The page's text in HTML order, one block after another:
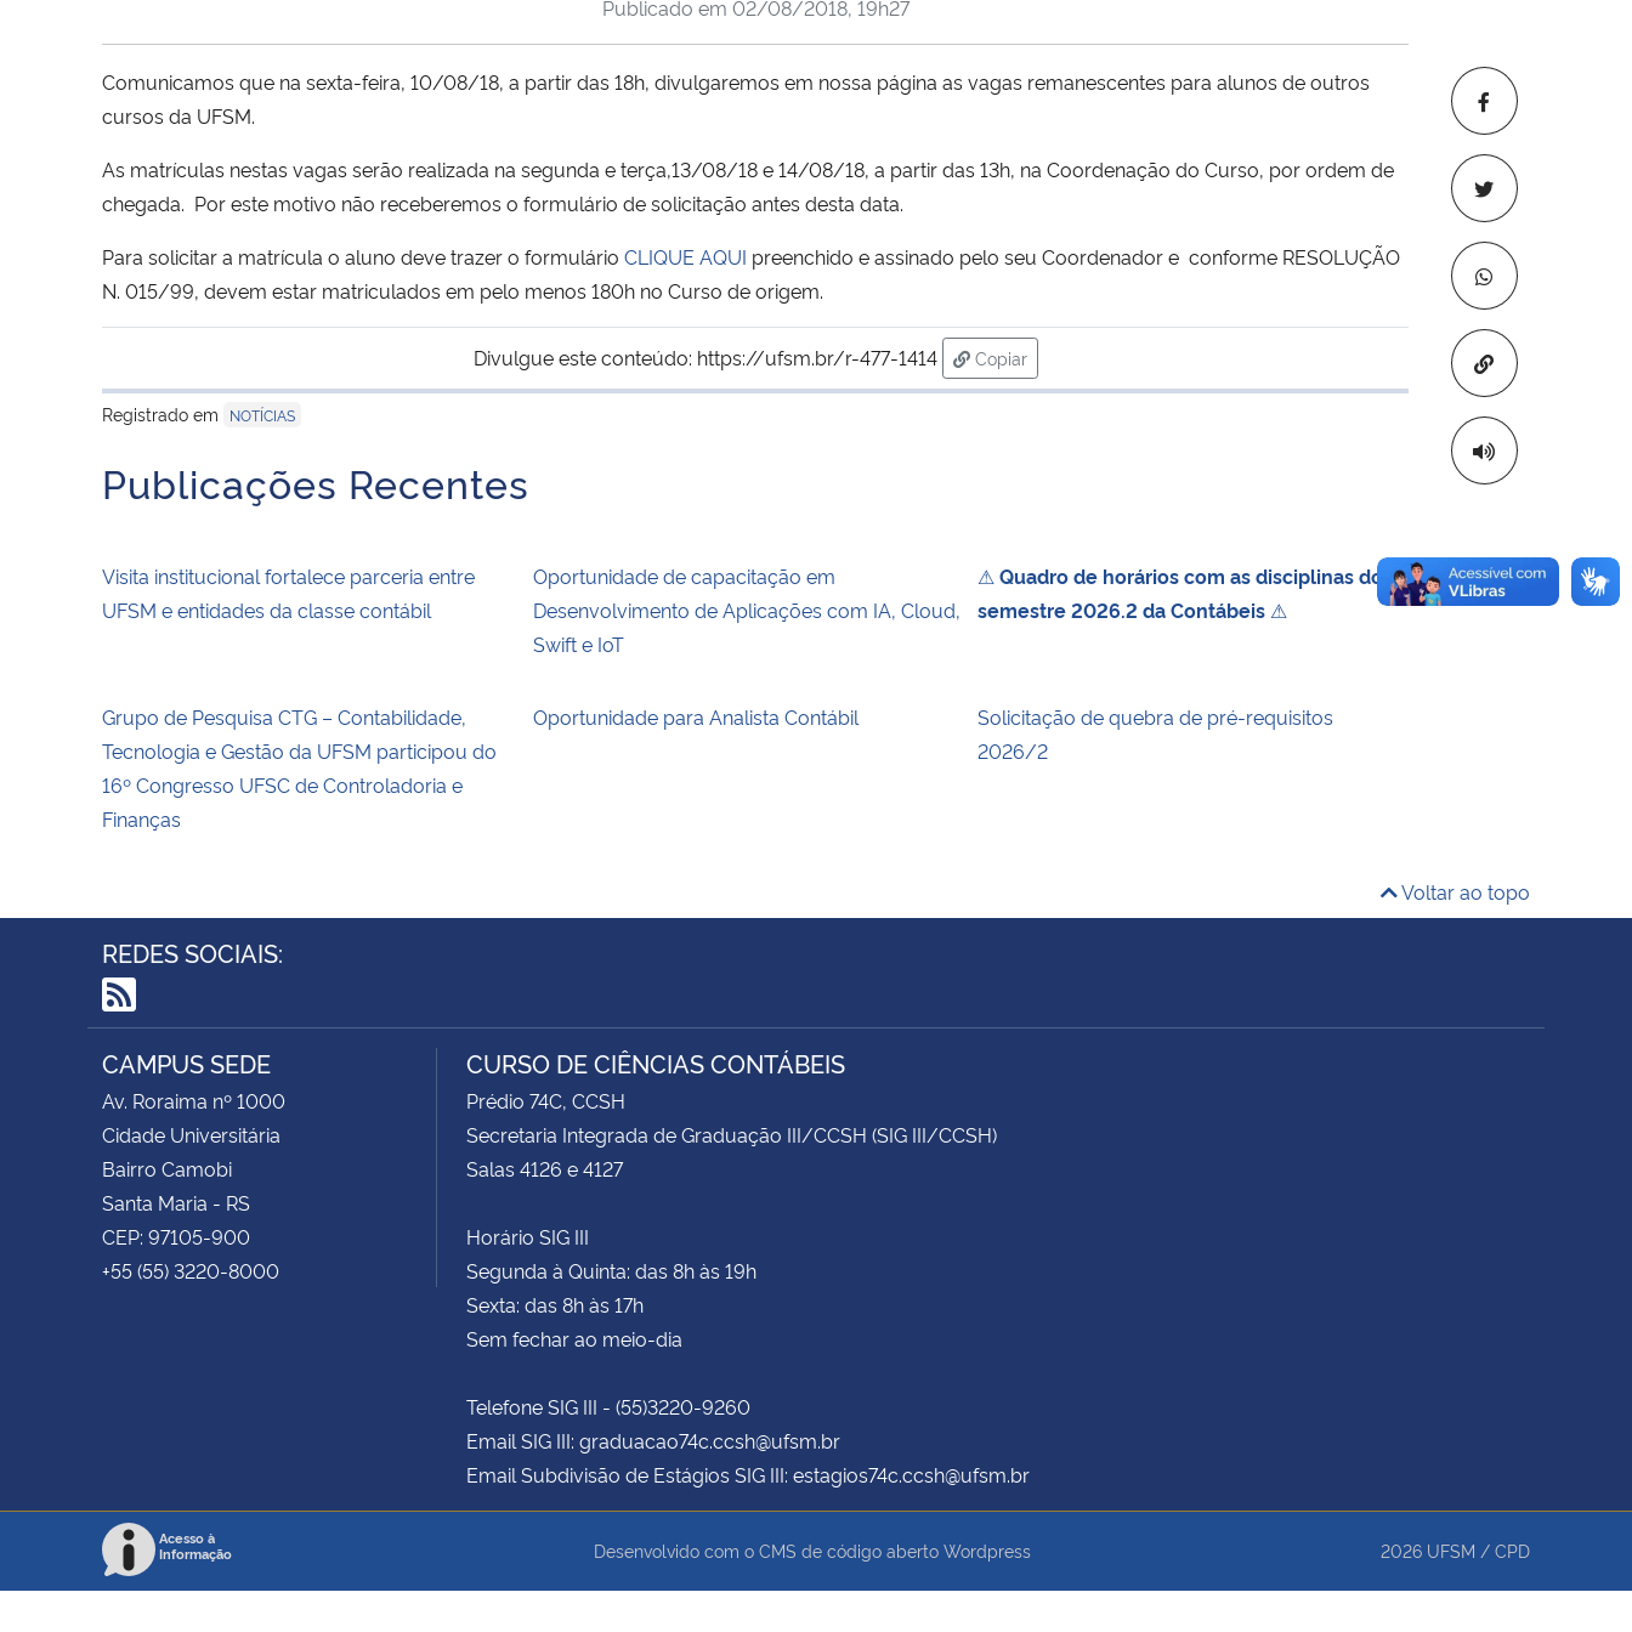
Copiar para
Publicado em 02/08/2018, 19h27
Comunicamos que na sexta-feira, 10/08/18, a partir das 18h, divulgaremos em nossa página as vagas remanescentes para alunos de outros
cursos da UFSM.
As matrículas nestas vagas serão realizada na segunda e terça,13/08/18 e 14/08/18, a partir das 13h, na Coordenação do Curso, por ordem de
chegada. Por este motivo não receberemos o formulário de solicitação antes desta data.
Para solicitar a matrícula o aluno deve trazer o formulário CLIQUE AQUI preenchido e assinado pelo seu Coordenador e conforme RESOLUÇÃO
N. 015/99, devem estar matriculados em pelo menos 180h no Curso de origem.
Divulgue este conteúdo: https://ufsm.br/r-477-1414
Copiar
para área de transferência
Registrado em
NOTÍCIAS
Publicações Recentes
Visita institucional fortalece parceria entre
UFSM e entidades da classe contábil
Oportunidade de capacitação em
Desenvolvimento de Aplicações com IA, Cloud,
Swift e IoT
⚠Quadro de horários com as disciplinas do
semestre 2026.2 da Contábeis ⚠
Grupo de Pesquisa CTG – Contabilidade,
Tecnologia e Gestão da UFSM participou do
16º Congresso UFSC de Controladoria e
Finanças
Oportunidade para Analista Contábil
Solicitação de quebra de pré-requisitos
2026/2
Voltar ao topo
REDES SOCIAIS:
RSS
CAMPUS SEDE
Av. Roraima nº 1000
Cidade Universitária
Bairro Camobi
Santa Maria - RS
CEP: 97105-900
+55 (55) 3220-8000
CURSO DE CIÊNCIAS CONTÁBEIS
Prédio 74C, CCSH
Secretaria Integrada de Graduação III/CCSH (SIG III/CCSH)
Salas 4126 e 4127
Horário SIG III
Segunda à Quinta: das 8h às 19h
Sexta: das 8h às 17h
Sem fechar ao meio-dia
Telefone SIG III - (55)3220-9260
Email SIG III: graduacao74c.ccsh@ufsm.br
Email Subdivisão de Estágios SIG III: estagios74c.ccsh@ufsm.br
Acesso à
Informação
Desenvolvido com o CMS de código aberto Wordpress 2026 UFSM / CPD